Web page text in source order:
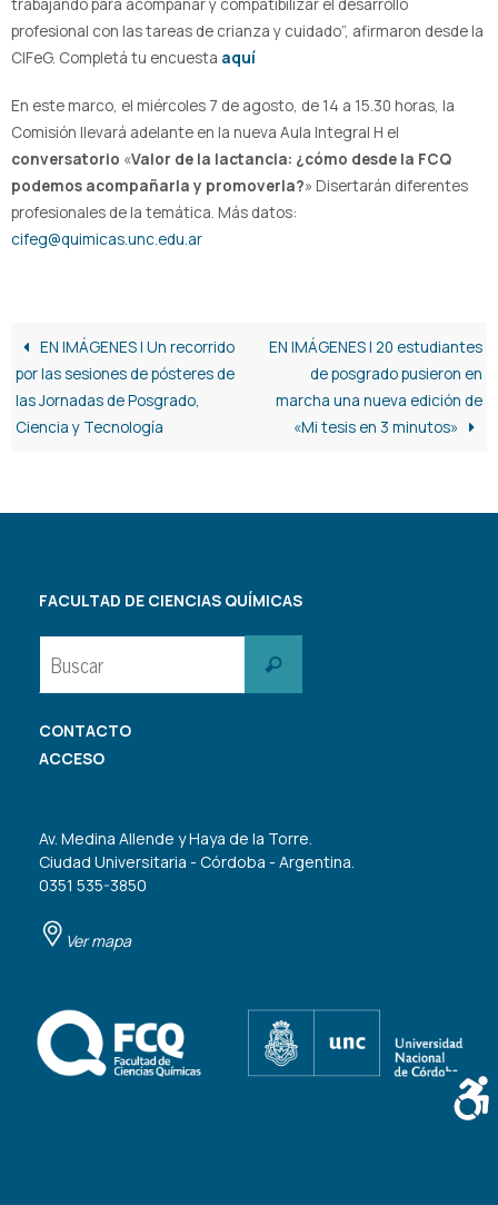
trabajando para acompañar y compatibilizar el desarrollo
profesional con las tareas de crianza y cuidado”, afirmaron desde la
CIFeG. Completá tu encuesta aquí
En este marco, el miércoles 7 de agosto, de 14 a 15.30 horas, la
Comisión llevará adelante en la nueva Aula Integral H el
conversatorio «Valor de la lactancia: ¿cómo desde la FCQ
podemos acompañarla y promoverla?» Disertarán diferentes
profesionales de la temática. Más datos:
cifeg@quimicas.unc.edu.ar
EN IMÁGENES | Un recorrido
por las sesiones de pósteres de
las Jornadas de Posgrado,
Ciencia y Tecnología
EN IMÁGENES | 20 estudiantes
de posgrado pusieron en
marcha una nueva edición de
«Mi tesis en 3 minutos»
FACULTAD DE CIENCIAS QUÍMICAS
Buscar
CONTACTO
ACCESO
Av. Medina Allende y Haya de la Torre.
Ciudad Universitaria - Córdoba - Argentina.
0351 535-3850
Ver mapa